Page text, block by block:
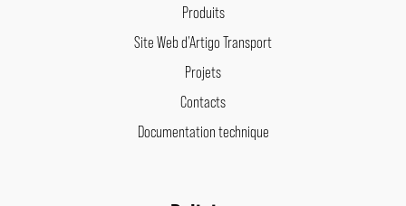
Produits
Site Web d’Artigo Transport
Projets
Contacts
Documentation technique